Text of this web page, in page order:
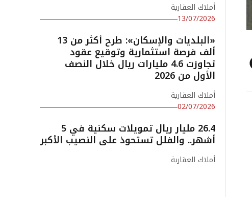
أملاك العقارية
13/07/2026
«البلديات والإسكان»: طرح أكثر من 13
ألف فرصة استثمارية وتوقيع عقود
تجاوزت 4.6 مليارات ريال خلال النصف
الأول من 2026
أملاك العقارية
02/07/2026
26.4 مليار ريال تمويلات سكنية في 5
أشهر.. والفلل تستحوذ على النصيب الأكبر
أملاك العقارية